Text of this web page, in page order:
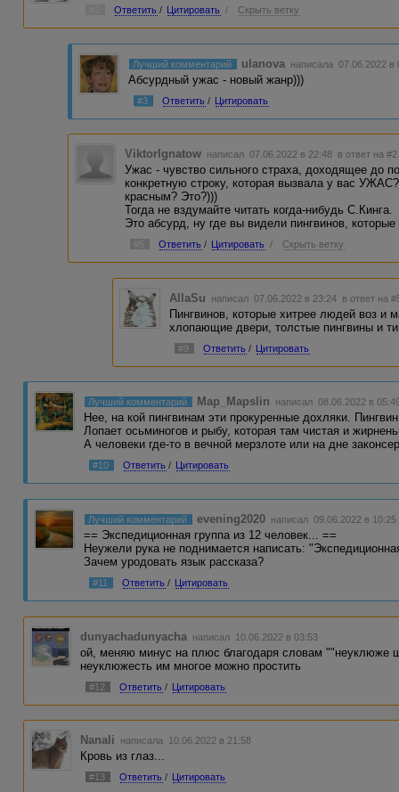
Ответить / Цитировать / Скрыть ветку
Лучший комментарий ulanova написала 07.06.2022
Абсурдный ужас - новый жанр)))
#3 Ответить / Цитировать
ViktorIgnatow написал 07.06.2022 в 22:48 в ответ на #2
Ужас - чувство сильного страха, доходящее до
конкретную строку, которая вызвала у вас
красным? Это?)))
Тогда не вздумайте читать когда-нибудь С.Кинга.
Это абсурд, ну где вы видели пингвинов,
Ответить / Цитировать / Скрыть ветку
AllaSu написал 07.06.2022 в 23:24 в ответ на
Пингвинов, которые хитрее людей воз и
хлопающие двери, толстые пингвины и
#9 Ответить / Цитировать
Лучший комментарий Map_Mapslin написал 08.06.2022 в
Нее, на кой пингвинам эти прокуренные дохляки.
Лопает осьминогов и рыбу, которая там чистая и
А человеки где-то в вечной мерзлоте или на дне
#10 Ответить / Цитировать
Лучший комментарий evening2020 написал 09.06.2022 в 10:25
== Экспедиционная группа из 12 человек... ==
Неужели рука не поднимается написать:
Зачем уродовать язык рассказа?
#11 Ответить / Цитировать
dunyachadunyacha написал 10.06.2022 в 03:53
ой, меняю минус на плюс благодаря словам ""неуклюже
неуклюжесть им многое можно простить
#12 Ответить / Цитировать
Nanali написала 10.06.2022 в 21:58
Кровь из глаз...
#13 Ответить / Цитировать